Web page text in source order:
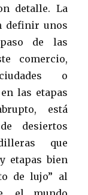
detalle. La
definir unos
de las
comercio,
o
las etapas
está
desiertos
que
etapas bien
de lujo” al